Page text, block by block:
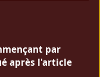
par
après l'article